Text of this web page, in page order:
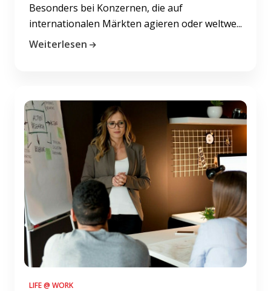
Besonders bei Konzernen, die auf
internationalen Märkten agieren oder weltwe...
Weiterlesen
LIFE @ WORK